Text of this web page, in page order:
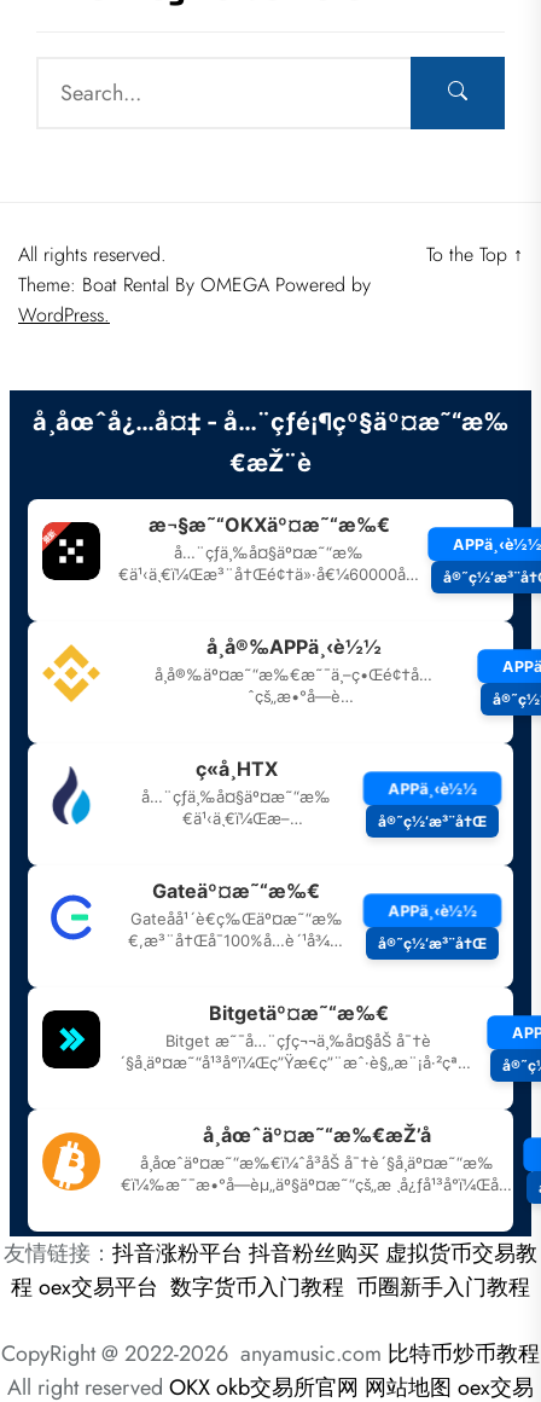
All rights reserved.
Theme: Boat Rental By OMEGA Powered by
WordPress.
To the Top ↑
友情链接： 抖音涨粉平台 抖音粉丝购买虚拟货币交易教
程oex交易平台 数字货币入门教程 币圈新手入门教程
CopyRight @ 2022-2026 anyamusic.com 比特币炒币教程
All right reserved OKXokb交易所官网 网站地图 oex交易